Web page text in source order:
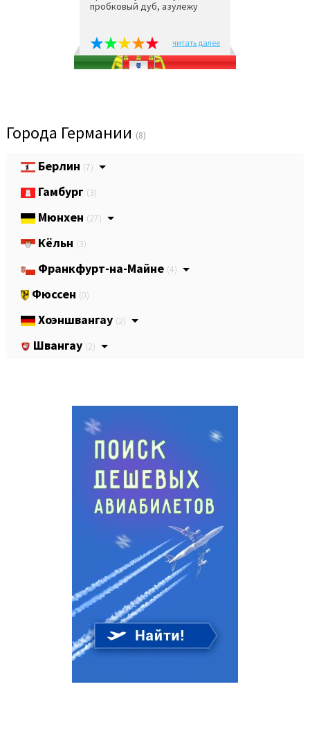
пробковый дуб, азулежу
читать далее
Города Германии (8)
Берлин (7)
Гамбург (3)
Мюнхен (27)
Кёльн (3)
Франкфурт-на-Майне (4)
Фюссен (0)
Хоэншвангау (2)
Швангау (2)